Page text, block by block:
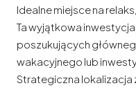
Idealne miejsce na
Ta wyjątkowa
poszukujących
wakacyjnego lub
Strategiczna lokalizacja